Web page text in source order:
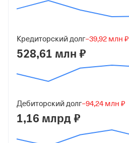
ОГРН
от 9 августа 2002
312801001
Регистрация ФНС
Кредиторский долг−39,92 млн ₽
528,61 млн ₽
Дебиторский долг−94,24 млн ₽
1,16 млрд ₽